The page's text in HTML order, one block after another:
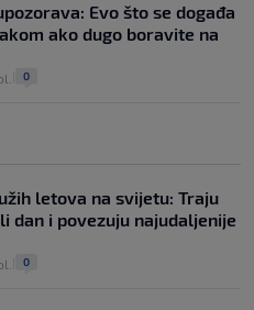
Evo što se događa
ako dugo boravite na
0
letova na svijetu: Traju
dan i povezuju najudaljenije
0